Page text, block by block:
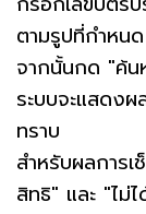
ตามรูปที่กำหนด
จากนั้นกด "ค้น
ระบบจะแสดง
ทราบ
สำหรับผลการ
สิทธิ" และ "ไม่